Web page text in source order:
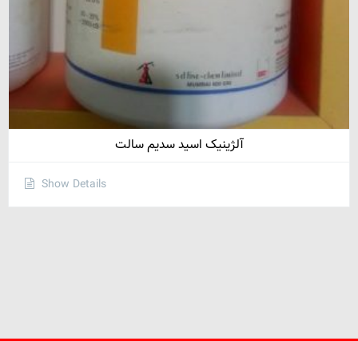
آلژینیک اسید سدیم سالت
Show Details